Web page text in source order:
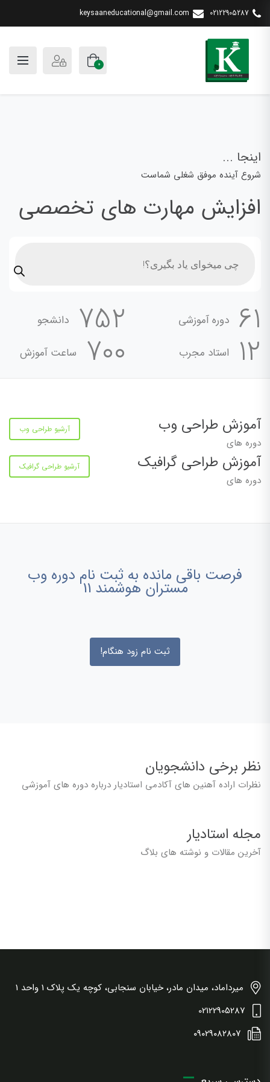
02122905287
keysaaneducational@gmail.com
0
اینجا ...
شروع آینده موفق شغلی شماست
افزایش مهارت های تخصصی
61 دوره آموزشی 752 دانشجو
12 استاد مجرب 700 ساعت آموزش
آموزش طراحی وب
دوره های
آرشیو طراحی وب
آموزش طراحی گرافیک
دوره های
آرشیو طراحی گرافیک
فرصت باقی مانده به ثبت نام دوره وب
مستران هوشمند 11
ثبت نام زود هنگام!
نظر برخی دانشجویان
نظرات اراده آهنین های آکادمی استادیار درباره دوره های آموزشی
مجله استادیار
آخرین مقالات و نوشته های بلاگ
میرداماد، میدان مادر، خیابان سنجابی، کوچه یک پلاک 1 واحد 1
02122905287
۰۹۰۲۹۰۸۲۸۰۷